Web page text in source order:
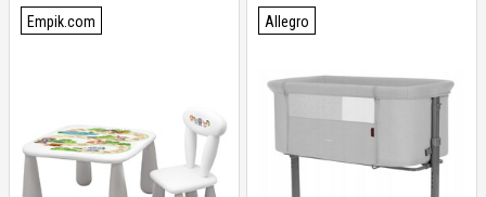
Empik.com Allegro